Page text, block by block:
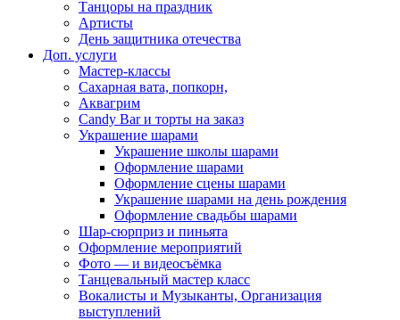
Танцоры на праздник
Артисты
День защитника отечества
Доп. услуги
Мастер-классы
Сахарная вата, попкорн,
Аквагрим
Candy Bar и торты на заказ
Украшение шарами
Украшение школы шарами
Оформление шарами
Оформление сцены шарами
Украшение шарами на день рождения
Оформление свадьбы шарами
Шар-сюрприз и пиньята
Оформление мероприятий
Фото — и видеосъёмка
Танцевальный мастер класс
Вокалисты и Музыканты, Организация
выступлений